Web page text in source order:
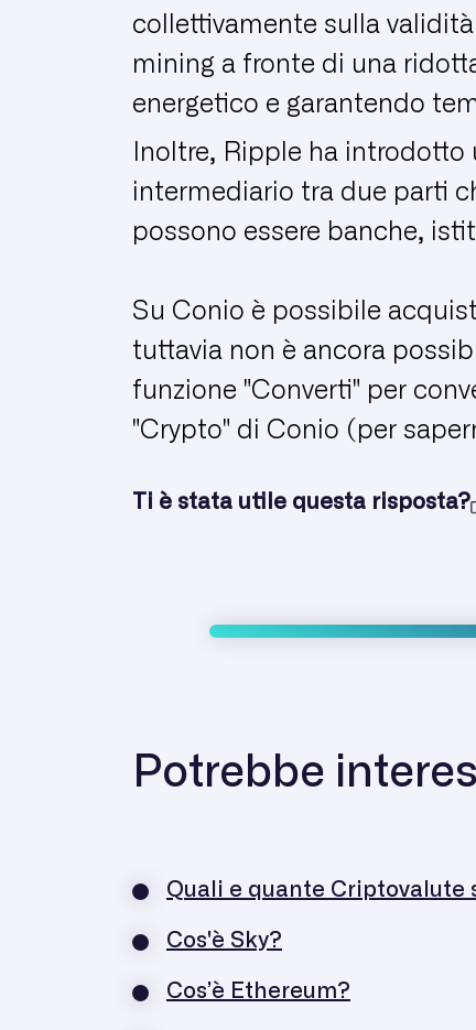
collettivamente sulla
mining a fronte di una
energetico e garantendo
Inoltre, Ripple ha
intermediario tra due parti
possono essere banche,
Su Conio è possibile
tuttavia non è ancora
funzione "Converti" per
"Crypto" di Conio (per
Ti è stata utile questa risposta?
Potrebbe
Quali e quante Criptovalute
Cos'è Sky?
Cos’è Ethereum?